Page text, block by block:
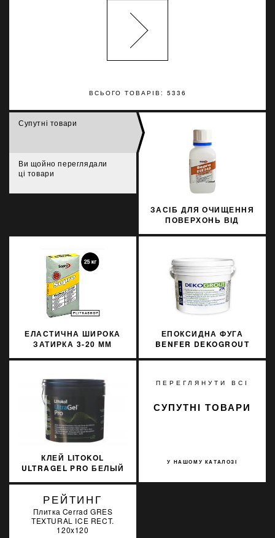
ВСЬОГО ТОВАРІВ: 5336
Супутні товари
Ви щойно переглядали
ці товари
ЗАСІБ ДЛЯ ОЧИЩЕННЯ
ПОВЕРХОНЬ ВІД
ЕЛАСТИЧНА ШИРОКА
ЗАТИРКА 3-20 ММ
ЕПОКСИДНА ФУГА
BENFER DEKOGROUT
КЛЕЙ LITOKOL
ULTRAGEL PRO БЕЛЫЙ
ПЕРЕГЛЯНУТИ ВСІ
У НАШОМУ КАТАЛОЗІ
СУПУТНІ ТОВАРИ
РЕЙТИНГ
Плитка Cerrad GRES
TEXTURAL ICE RECT.
120x120